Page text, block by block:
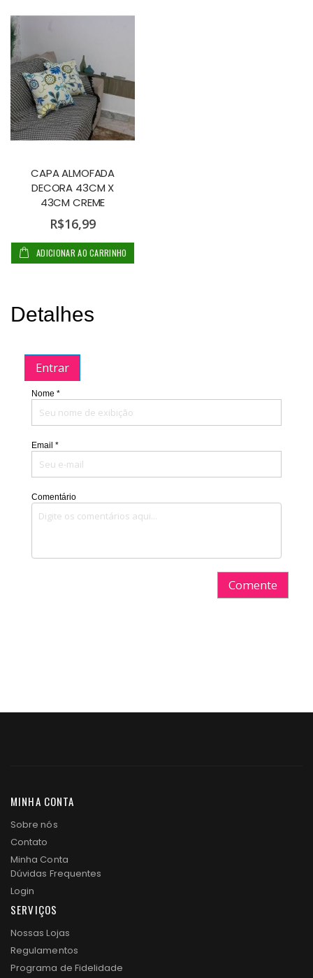
CAPA ALMOFADA
DECORA 43CM X
43CM CREME
R$16,99
ADICIONAR AO CARRINHO
Detalhes
Entrar
Nome *
Email *
Comentário
Comente
MINHA CONTA
Sobre nós
Contato
Minha Conta
Dúvidas Frequentes
Login
SERVIÇOS
Nossas Lojas
Regulamentos
Programa de Fidelidade